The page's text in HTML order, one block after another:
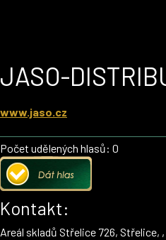
JASO-
www.jaso.cz
Počet udělených hlasů: 0
Kontakt:
Areál skladů Střelice 726, Střelice, ,